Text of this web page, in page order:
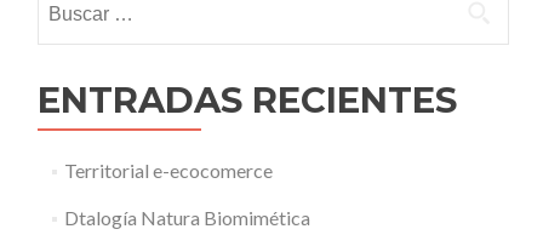
ENTRADAS RECIENTES
Territorial e-ecocomerce
Dtalogía Natura Biomimética